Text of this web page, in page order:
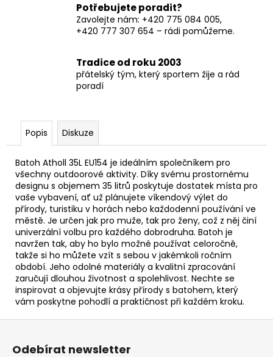
Potřebujete poradit?
Zavolejte nám: +420 775 084 005,
+420 777 307 654 – rádi pomůžeme.
Tradice od roku 2003
přátelský tým, který sportem žije a rád
poradí
Popis Diskuze
Batoh Atholl 35L EU154 je ideálním společníkem pro
všechny outdoorové aktivity. Díky svému prostornému
designu s objemem 35 litrů poskytuje dostatek místa pro
vaše vybavení, ať už plánujete víkendový výlet do
přírody, turistiku v horách nebo každodenní používání ve
městě. Je určen jak pro muže, tak pro ženy, což z něj činí
univerzální volbu pro každého dobrodruha. Batoh je
navržen tak, aby ho bylo možné používat celoročně,
takže si ho můžete vzít s sebou v jakémkoli ročním
období. Jeho odolné materiály a kvalitní zpracování
zaručují dlouhou životnost a spolehlivost. Nechte se
inspirovat a objevujte krásy přírody s batohem, který
vám poskytne pohodlí a praktičnost při každém kroku.
Z
Odebírat newsletter